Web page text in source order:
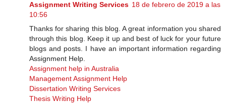
Assignment Writing Services 18 de febrero de 2019 a las
10:56
Thanks for sharing this blog. A great information you shared
through this blog. Keep it up and best of luck for your future
blogs and posts. I have an important information regarding
Assignment Help.
Assignment help in Australia
Management Assignment Help
Dissertation Writing Services
Thesis Writing Help